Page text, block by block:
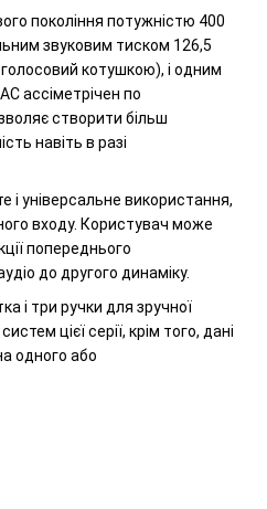
покоління потужністю 400
звуковим тиском 126,5
котушкою), і одним
ассіметрічен по
створити більш
навіть в разі
і універсальне використання,
входу. Користувач може
попереднього
до другого динаміку.
і три ручки для зручної
цієї серії, крім того, дані
одного або